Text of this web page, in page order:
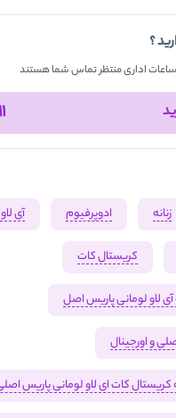
؟
ساعات اداری منتظر تماس شما هستند
زنانه ادوپرفیوم آی
کریستال کات
لاو لومانی پاریس اصل
و اورجینال
کریستال کات ای لاو لومانی پاریس